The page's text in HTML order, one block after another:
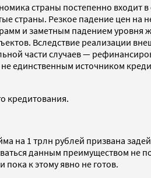
страны постепенно
страны. Резкое падение цен на
и заметным падением
Вследствие реализации
части случаев —
единственным источником
кредитования.
на 1 трлн рублей призвана
данным преимуществом не
к этому явно не готов.